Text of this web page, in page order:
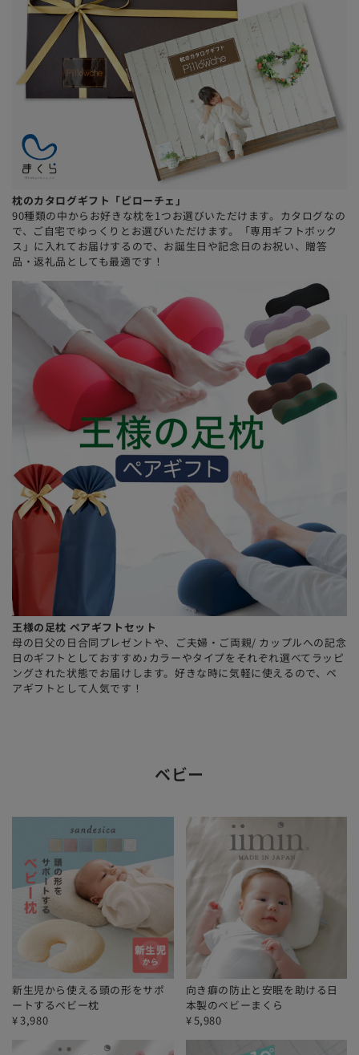
枕のカタログギフト「ピローチェ」
90種類の中からお好きな枕を1つお選びいただけます。カタログなの
で、ご自宅でゆっくりとお選びいただけます。「専用ギフトボック
ス」に入れてお届けするので、お誕生日や記念日のお祝い、贈答
品・返礼品としても最適です！
王様の足枕 ペアギフトセット
母の日父の日合同プレゼントや、ご夫婦・ご両親/ カップルへの記念
日のギフトとしておすすめ♪カラーやタイプをそれぞれ選べてラッピ
ングされた状態でお届けします。好きな時に気軽に使えるので、ペ
アギフトとして人気です！
ベビー
新生児から使える頭の形をサポ
ートするベビー枕
¥3,980
向き癖の防止と安眠を助ける日
本製のベビーまくら
¥5,980